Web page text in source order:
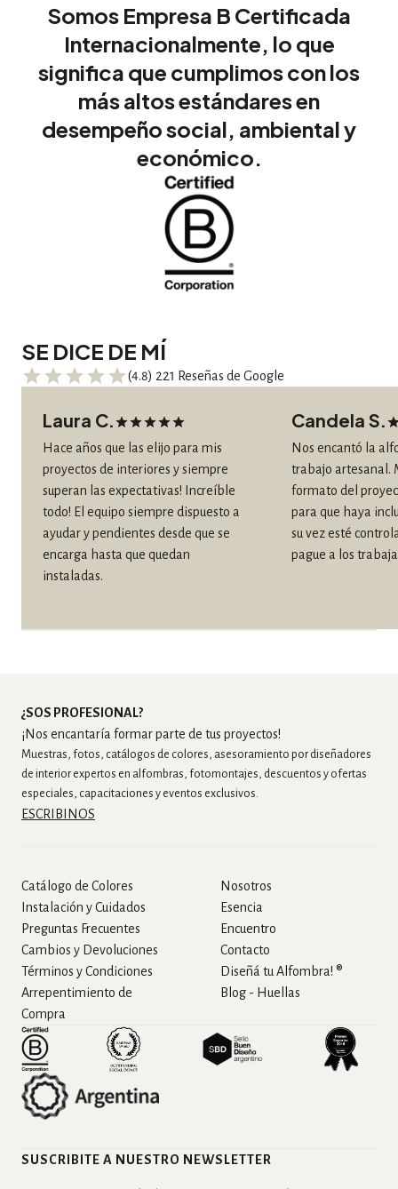
Somos Empresa B Certificada
Internacionalmente, lo que
significa que cumplimos con los
más altos estándares en
desempeño social, ambiental y
económico.
SE DICE DE MÍ
(4.8) 221 Reseñas de Google
Laura C.
Hace años que las elijo para mis
proyectos de interiores y siempre
superan las expectativas! Increíble
todo! El equipo siempre dispuesto a
ayudar y pendientes desde que se
encarga hasta que quedan
instaladas.
Candela S.
Nos encantó la
trabajo artesanal.
formato del
para que haya
su vez esté
pague a los
¿SOS PROFESIONAL?
¡Nos encantaría formar parte de tus proyectos!
Muestras, fotos, catálogos de colores, asesoramiento por diseñadores
de interior expertos en alfombras, fotomontajes, descuentos y ofertas
especiales, capacitaciones y eventos exclusivos.
ESCRIBINOS
Catálogo de Colores
Instalación y Cuidados
Preguntas Frecuentes
Cambios y Devoluciones
Términos y Condiciones
Arrepentimiento de
Compra
Nosotros
Esencia
Encuentro
Contacto
Diseñá tu Alfombra! ®
Blog - Huellas
SUSCRIBITE A NUESTRO NEWSLETTER